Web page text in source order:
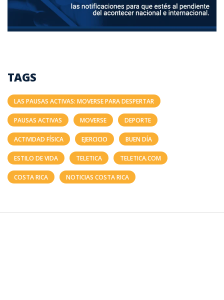
TAGS
LAS PAUSAS ACTIVAS: MOVERSE PARA DESPERTAR
PAUSAS ACTIVAS MOVERSE DEPORTE
ACTIVIDAD FÍSICA EJERCICIO BUEN DÍA
ESTILO DE VIDA TELETICA TELETICA.COM
COSTA RICA NOTICIAS COSTA RICA